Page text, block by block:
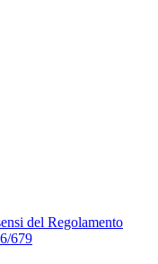
del Regolamento
679